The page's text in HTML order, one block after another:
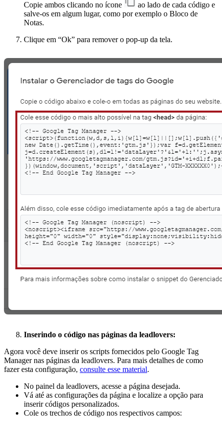
Copie ambos clicando no ícone
ao lado de cada código e
salve-os em algum lugar, como por exemplo o Bloco de
Notas.
Clique em “Ok” para remover o pop-up da tela.
Inserindo o código nas páginas da leadlovers:
Agora você deve inserir os scripts fornecidos pelo Google Tag
Manager nas páginas da leadlovers. Para mais detalhes de como
fazer esta configuração, consulte esse material.
No painel da leadlovers, acesse a página desejada.
Vá até as configurações da página e localize a opção para
inserir códigos personalizados.
Cole os trechos de código nos respectivos campos: